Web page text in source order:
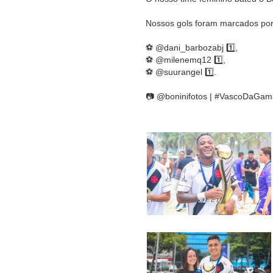
Nossos gols foram marcados
⚽ @dani_barbozabj 1️⃣,
⚽ @milenemq12 1️⃣,
⚽ @suurangel 1️⃣.
📷 @boninifotos |